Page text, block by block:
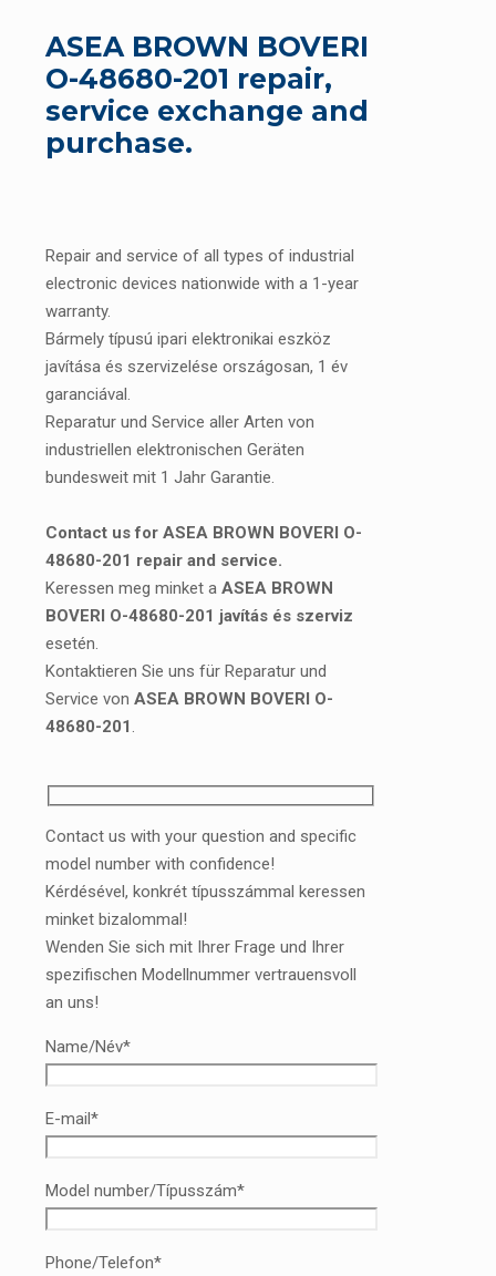
ASEA BROWN BOVERI
O-48680-201 repair,
service exchange and
purchase.
Repair and service of all types of industrial
electronic devices nationwide with a 1-year
warranty.
Bármely típusú ipari elektronikai eszköz
javítása és szervizelése országosan, 1 év
garanciával.
Reparatur und Service aller Arten von
industriellen elektronischen Geräten
bundesweit mit 1 Jahr Garantie.
Contact us for ASEA BROWN BOVERI O-
48680-201 repair and service.
Keressen meg minket a ASEA BROWN
BOVERI O-48680-201 javítás és szerviz
esetén.
Kontaktieren Sie uns für Reparatur und
Service von ASEA BROWN BOVERI O-
48680-201 .
Contact us with your question and specific
model number with confidence!
Kérdésével, konkrét típusszámmal keressen
minket bizalommal!
Wenden Sie sich mit Ihrer Frage und Ihrer
spezifischen Modellnummer vertrauensvoll
an uns!
Name/Név*
E-mail*
Model number/Típusszám*
Phone/Telefon*